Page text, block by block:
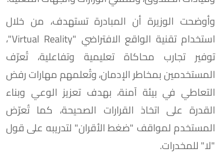
وأوضحت الوزيرة أن المبادرة تستهدف، من خلال
استخدام تقنية الواقع الافتراضي "Virtual Reality"،
توفير تجارب محاكاة تعليمية وتفاعلية، تُعرّف
المستخدمين بمخاطر الإدمان، وتُعلمهم مهارات رفض
التعاطي في بيئة آمنة، بهدف تعزيز الوعي وبناء
القدرة على اتخاذ القرارات الصحيحة، كما تُعرّض
المستخدم لمواقف "ضغط الأقران" لتدريبه على قول
"لا" للمخدرات.